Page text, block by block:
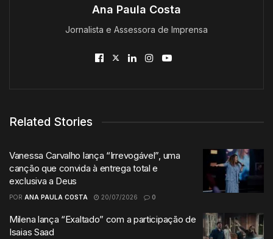
Ana Paula Costa
Jornalista e Assessora de Imprensa
Related Stories
Vanessa Carvalho lança “Irrevogável”, uma
canção que convida à entrega total e
exclusiva a Deus
POR ANA PAULA COSTA 20/07/2026 0
Milena lança “Exaltado” com a participação de
Isaias Saad